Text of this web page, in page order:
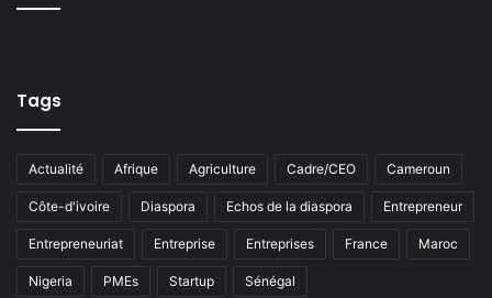
Tags
Actualité Afrique Agriculture Cadre/CEO Cameroun
Côte-d'ivoire Diaspora Echos de la diaspora Entrepreneur
Entrepreneuriat Entreprise Entreprises France Maroc
Nigeria PMEs Startup Sénégal